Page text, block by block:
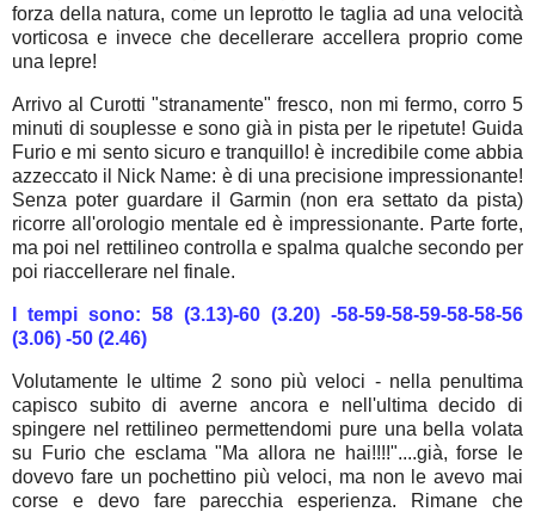
forza della natura, come un leprotto le taglia ad una velocità
vorticosa e invece che decellerare accellera proprio come
una lepre!
Arrivo al Curotti "stranamente" fresco, non mi fermo, corro 5
minuti di souplesse e sono già in pista per le ripetute! Guida
Furio e mi sento sicuro e tranquillo! è incredibile come abbia
azzeccato il Nick Name: è di una precisione impressionante!
Senza poter guardare il Garmin (non era settato da pista)
ricorre all'orologio mentale ed è impressionante. Parte forte,
ma poi nel rettilineo controlla e spalma qualche secondo per
poi riaccellerare nel finale.
I tempi sono: 58 (3.13)-60 (3.20) -58-59-58-59-58-58-56
(3.06) -50 (2.46)
Volutamente le ultime 2 sono più veloci - nella penultima
capisco subito di averne ancora e nell'ultima decido di
spingere nel rettilineo permettendomi pure una bella volata
su Furio che esclama "Ma allora ne hai!!!!"....già, forse le
dovevo fare un pochettino più veloci, ma non le avevo mai
corse e devo fare parecchia esperienza. Rimane che